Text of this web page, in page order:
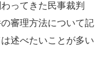
ってきた民事裁判
審理方法について記
述べたいことが多い